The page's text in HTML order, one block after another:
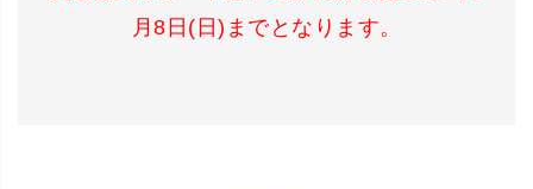
月8日(日)までとなります。